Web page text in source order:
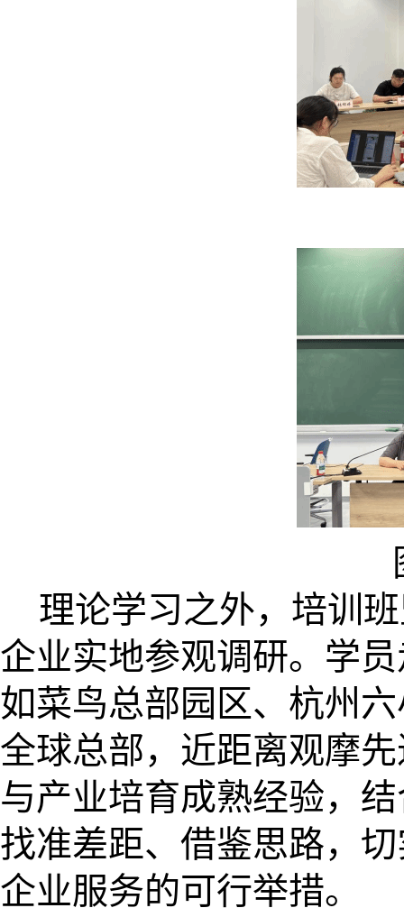
理论学习之外，培训
企业实地参观调研。学
如菜鸟总部园区、杭州
全球总部，近距离观摩
与产业培育成熟经验，
找准差距、借鉴思路，
企业服务的可行举措。